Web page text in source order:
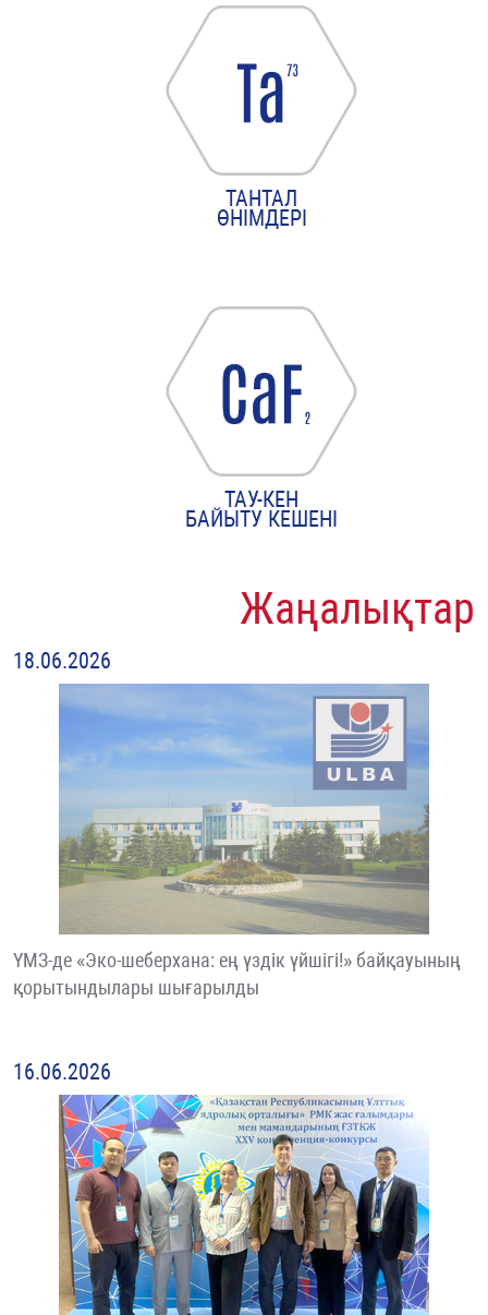
ТАНТАЛ
ӨНІМДЕРІ
ТАУ-КЕН
БАЙЫТУ КЕШЕНІ
Жаңалықтар
18.06.2026
ҮМЗ-де «Эко-шеберхана: ең үздік үйшігі!» байқауының
қорытындылары шығарылды
16.06.2026